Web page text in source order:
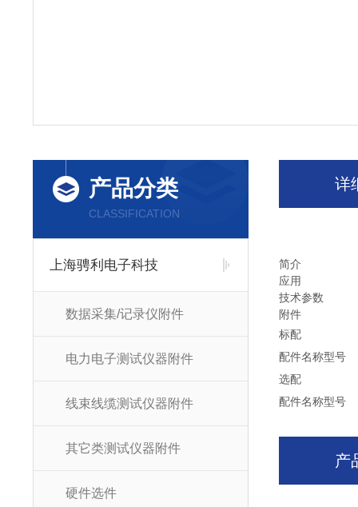
产品分类
CLASSIFICATION
上海骋利电子科技
数据采集/记录仪附件
电力电子测试仪器附件
线束线缆测试仪器附件
其它类测试仪器附件
硬件选件
详
简介
应用
技术参数
附件
标配
配件名称型号
选配
配件名称型号
产